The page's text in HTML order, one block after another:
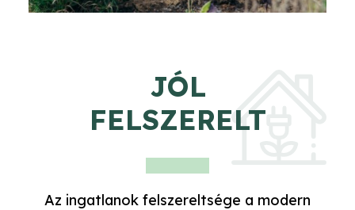
JÓL
FELSZERELT
Az ingatlanok felszereltsége a modern